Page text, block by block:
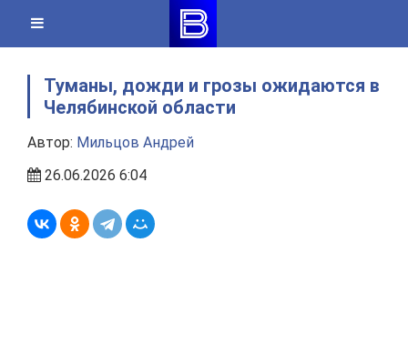
content
Туманы, дожди и грозы ожидаются в
Челябинской области
Автор: Мильцов Андрей
26.06.2026 6:04